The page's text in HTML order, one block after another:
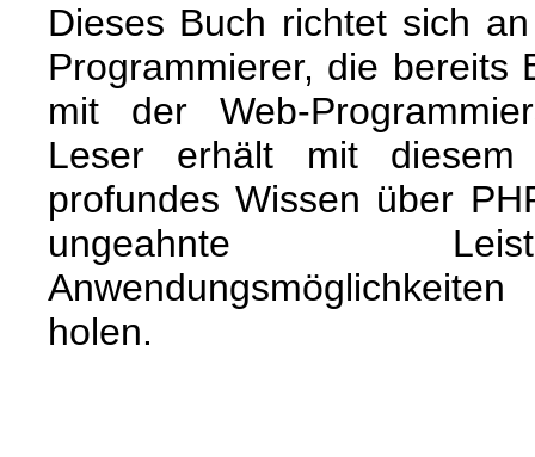
Dieses Buch richtet sich
Programmierer, die bereits
mit der Web-
Leser erhält mit
profundes Wissen über
ungeahnte
holen.